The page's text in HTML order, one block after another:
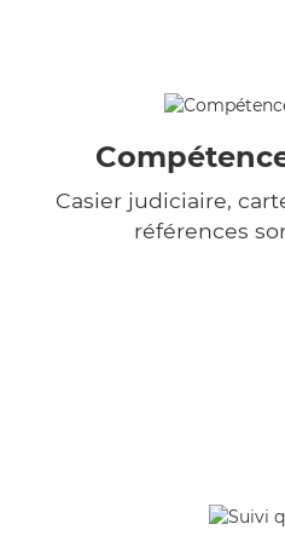
Casier judiciaire,
références